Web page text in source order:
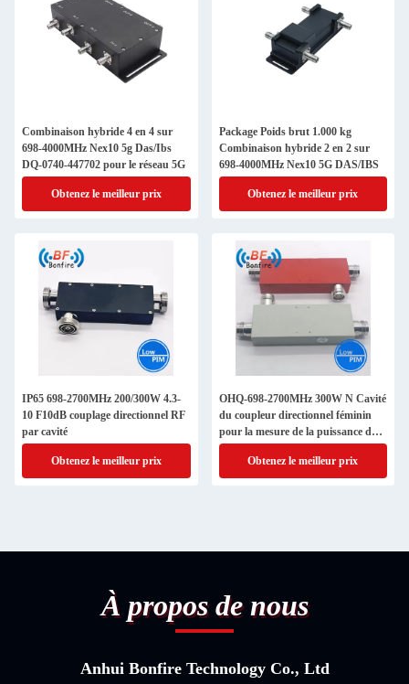
Combinaison hybride 4 en 4 sur
698-4000MHz Nex10 5g Das/Ibs
DQ-0740-447702 pour le réseau 5G
Obtenez le meilleur prix
Package Poids brut 1.000 kg
Combinaison hybride 2 en 2 sur
698-4000MHz Nex10 5G DAS/IBS
Obtenez le meilleur prix
IP65 698-2700MHz 200/300W 4.3-
10 F10dB couplage directionnel RF
par cavité
Obtenez le meilleur prix
OHQ-698-2700MHz 300W N Cavité
du coupleur directionnel féminin
pour la mesure de la puissance du
signal
Obtenez le meilleur prix
À propos de nous
Anhui Bonfire Technology Co., Ltd